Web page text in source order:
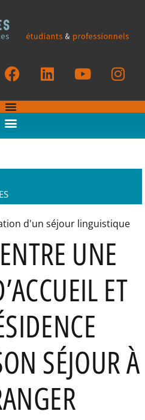
d'un séjour linguistique
UNE
ET
SÉJOUR À